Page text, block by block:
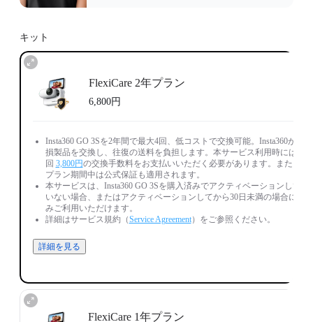
キット
FlexiCare 2年プラン
6,800円
Insta360 GO 3Sを2年間で最大4回、低コストで交換可能。Insta360が破
損製品を交換し、往復の送料を負担します。本サービス利用時には毎
回 3,800円の交換手数料をお支払いいただく必要があります。また、
プラン期間中は公式保証も適用されます。
本サービスは、Insta360 GO 3Sを購入済みでアクティベーションして
いない場合、またはアクティベーションしてから30日未満の場合にの
みご利用いただけます。
詳細はサービス規約（Service Agreement）をご参照ください。
詳細を見る
FlexiCare 1年プラン